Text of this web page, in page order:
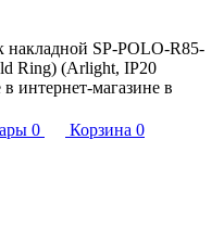
SP-POLO-R85-
Ring) (Arlight, IP20
интернет-магазине в
0 Корзина 0